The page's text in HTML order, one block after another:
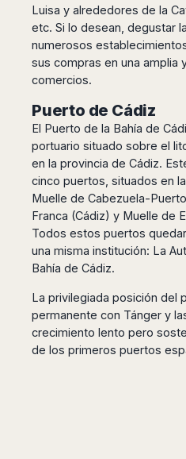
Luisa y alrededores de la
etc. Si lo desean, degustar
numerosos
sus compras en una amplia
comercios.
Puerto de Cádiz
El Puerto de la Bahía de
portuario situado sobre el
en la provincia de Cádiz.
cinco puertos, situados en
Muelle de Cabezuela-
Franca (Cádiz) y Muelle de
Todos estos puertos
una misma institución: La
Bahía de Cádiz.
La privilegiada posición del
permanente con Tánger y
crecimiento lento pero
de los primeros puertos